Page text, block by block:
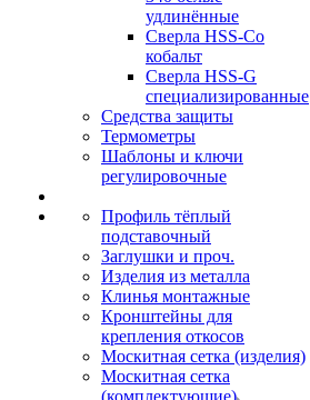
удлинённые
Сверла HSS-Co
кобальт
Сверла HSS-G
специализированные
Средства защиты
Термометры
Шаблоны и ключи
регулировочные
Профиль тёплый
подставочный
Заглушки и проч.
Изделия из металла
Клинья монтажные
Кронштейны для
крепления откосов
Москитная сетка (изделия)
Москитная сетка
(комплектующие)